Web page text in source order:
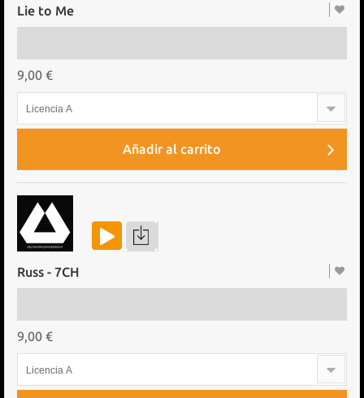
Lie to Me
9,00 €
Licencia A
Añadir al carrito
Russ - 7CH
9,00 €
Licencia A